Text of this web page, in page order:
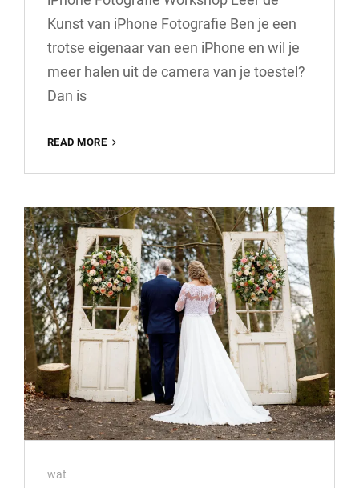
Kunst van iPhone Fotografie Ben je een
trotse eigenaar van een iPhone en wil je
meer halen uit de camera van je toestel?
Dan is
READ MORE
MAGIE
IPHONE
FOTOGRAFIE
TIJDENS
ONZE
WORKSHOP
Cat
wat